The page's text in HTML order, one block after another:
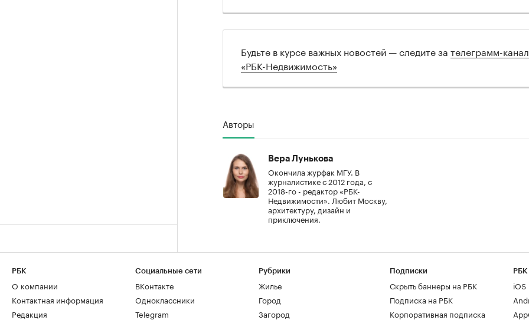
Будьте в курсе важных новостей — следите за телеграмм-
«РБК-Недвижимость»
Авторы
Вера Лунькова
Окончила журфак МГУ. В
журналистике с 2012 года, с
2018-го - редактор «РБК-
Недвижимости». Любит Москву,
архитектуру, дизайн и
приключения.
РБК
О компании
Контактная информация
Редакция
Социальные сети
ВКонтакте
Одноклассники
Telegram
Рубрики
Жилье
Город
Загород
Подписки
Скрыть баннеры на РБК
Подписка на РБК
Корпоративная подписка
РБК
iOS